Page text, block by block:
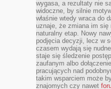
wygasa, a rezultaty nie
widoczne, by silnie
właśnie wtedy wraca do
uznaje, że zmiana im się
naturalny etap. Nowy
podjęcia decyzji, lecz w
czasem wydają się
staje się śledzenie
zaufanym albo
pracujących nad
takim wsparciem może
znajomych czy nawet